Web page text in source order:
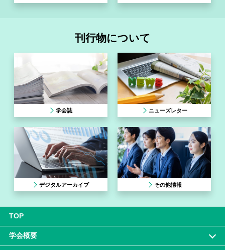
刊行物について
学会誌 ニューズレター
デジタルアーカイブ その他情報
TOP
学会概要